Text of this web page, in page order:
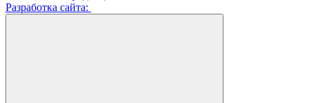
Разработка сайта: